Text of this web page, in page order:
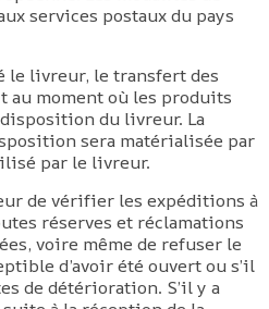
services postaux du pays
le livreur, le transfert des
au moment où les produits
du livreur. La
sera matérialisée par
par le livreur.
de vérifier les expéditions à
réserves et réclamations
voire même de refuser le
d’avoir été ouvert ou s’il
de détérioration. S’il y a